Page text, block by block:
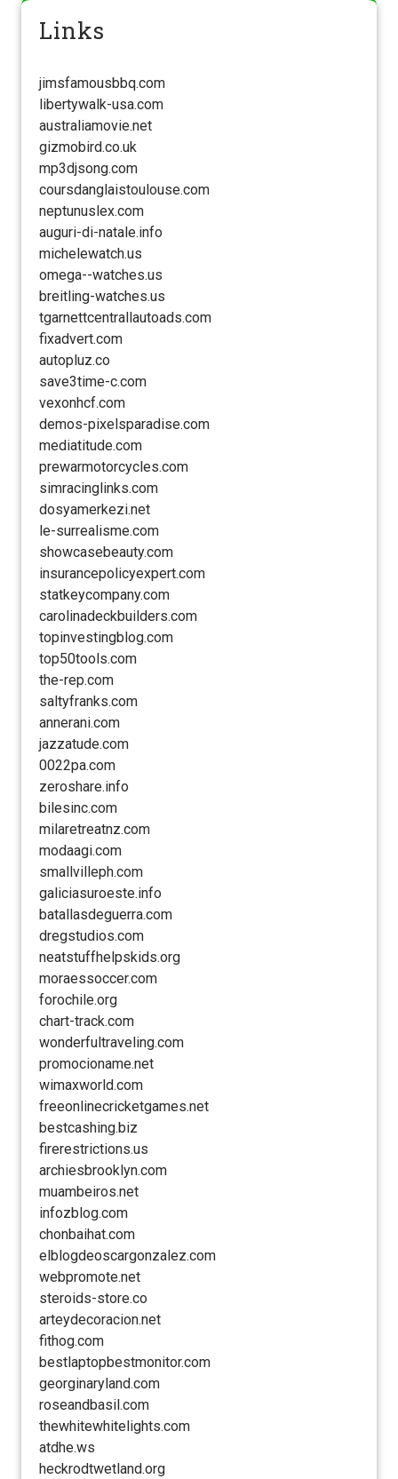
Links
jimsfamousbbq.com
libertywalk-usa.com
australiamovie.net
gizmobird.co.uk
mp3djsong.com
coursdanglaistoulouse.com
neptunuslex.com
auguri-di-natale.info
michelewatch.us
omega--watches.us
breitling-watches.us
tgarnettcentrallautoads.com
fixadvert.com
autopluz.co
save3time-c.com
vexonhcf.com
demos-pixelsparadise.com
mediatitude.com
prewarmotorcycles.com
simracinglinks.com
dosyamerkezi.net
le-surrealisme.com
showcasebeauty.com
insurancepolicyexpert.com
statkeycompany.com
carolinadeckbuilders.com
topinvestingblog.com
top50tools.com
the-rep.com
saltyfranks.com
annerani.com
jazzatude.com
0022pa.com
zeroshare.info
bilesinc.com
milaretreatnz.com
modaagi.com
smallvilleph.com
galiciasuroeste.info
batallasdeguerra.com
dregstudios.com
neatstuffhelpskids.org
moraessoccer.com
forochile.org
chart-track.com
wonderfultraveling.com
promocioname.net
wimaxworld.com
freeonlinecricketgames.net
bestcashing.biz
firerestrictions.us
archiesbrooklyn.com
muambeiros.net
infozblog.com
chonbaihat.com
elblogdeoscargonzalez.com
webpromote.net
steroids-store.co
arteydecoracion.net
fithog.com
bestlaptopbestmonitor.com
georginaryland.com
roseandbasil.com
thewhitewhitelights.com
atdhe.ws
heckrodtwetland.org